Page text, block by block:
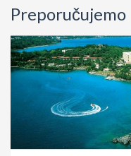
Preporučujemo